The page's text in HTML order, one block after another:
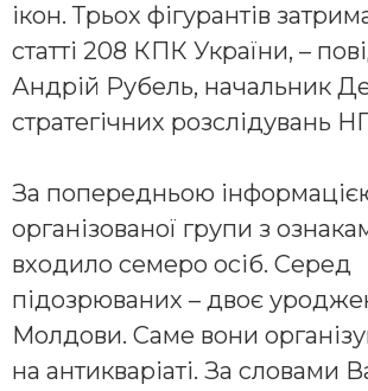
ікон. Трьох фігурантів
статті 208 КПК України, –
Андрій Рубель, начальник
стратегічних розслідувань
За попередньою
організованої групи з
входило семеро осіб. Серед
підозрюваних – двоє
Молдови. Саме вони
на антикваріаті. За словами